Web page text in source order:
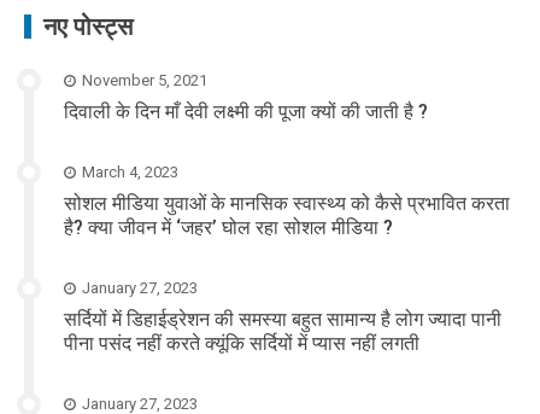
नए पोस्ट्स
November 5, 2021
दिवाली के दिन माँ देवी लक्ष्मी की पूजा क्यों की जाती है ?
March 4, 2023
सोशल मीडिया युवाओं के मानसिक स्वास्थ्य को कैसे प्रभावित करता
है? क्या जीवन में ‘जहर’ घोल रहा सोशल मीडिया ?
January 27, 2023
सर्दियों में डिहाईड्रेशन की समस्या बहुत सामान्य है लोग ज्यादा पानी
पीना पसंद नहीं करते क्यूंकि सर्दियों में प्यास नहीं लगती
January 27, 2023